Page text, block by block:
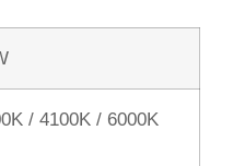
/ 4100K / 6000K